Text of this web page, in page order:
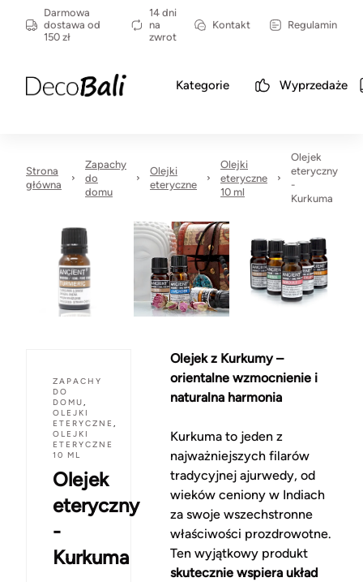
Darmowa
dostawa od
150 zł
14 dni
na
zwrot
Kontakt Regulamin
Kategorie Wyprzedaże
Strona
główna
Zapachy
do
domu
Olejki
eteryczne
Olejki
eteryczne
10 ml
Olejek
eteryczny
-
Kurkuma
ZAPACHY
DO
DOMU,
OLEJKI
ETERYCZNE ,
OLEJKI
ETERYCZNE
10 ML
Olejek
eteryczny
-
Kurkuma
Olejek z Kurkumy –
orientalne wzmocnienie i
naturalna harmonia
Kurkuma to jeden z
najważniejszych filarów
tradycyjnej ajurwedy, od
wieków ceniony w Indiach
za swoje wszechstronne
właściwości prozdrowotne.
Ten wyjątkowy produkt
skutecznie wspiera układ